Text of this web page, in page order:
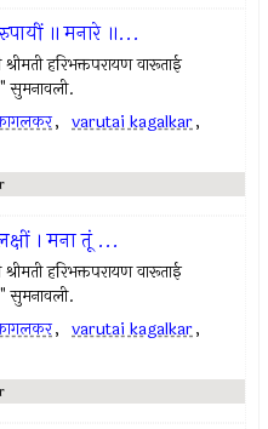
॥ मनारे ॥...
हरिभक्तपरायण वारूताई
, varutai kagalkar,
। मना तूं ...
हरिभक्तपरायण वारूताई
, varutai kagalkar,